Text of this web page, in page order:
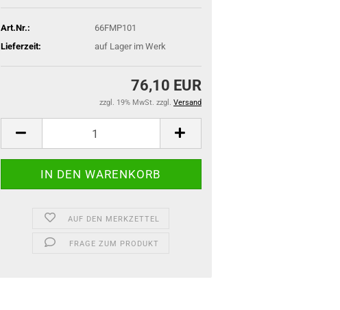
Art.Nr.:
66FMP101
Lieferzeit:
auf Lager im Werk
76,10 EUR
zzgl. 19% MwSt. zzgl. Versand
AUF DEN MERKZETTEL
FRAGE ZUM PRODUKT